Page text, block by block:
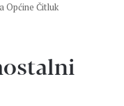
Općine Čitluk